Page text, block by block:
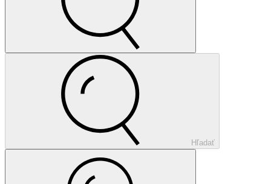
Hľadať